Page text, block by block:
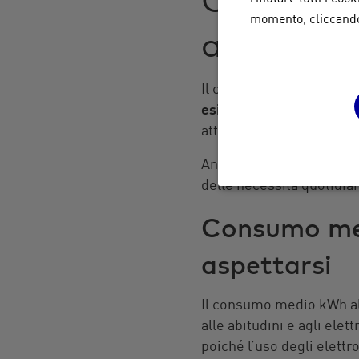
momento,
analisi
Il consumo medio
esigenze specifiche
di
attivi incidono in modo
Analizzando il
delle necessità
Consumo
aspettarsi
Il consumo medio kWh
alle abitudini e agli
poiché l’uso degli